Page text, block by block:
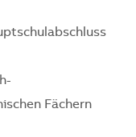
Fächern